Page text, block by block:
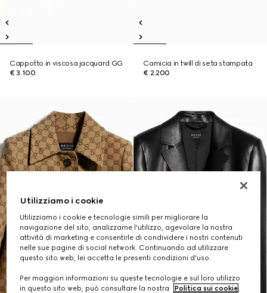
Cappotto in viscosa jacquard GG
€ 3.100
Camicia in twill di seta stampata
€ 2.200
Utilizziamo i cookie
Utilizziamo i cookie e tecnologie simili per migliorare la
navigazione del sito, analizzarne l'utilizzo, agevolare la nostra
attività di marketing e consentirle di condividere i nostri contenuti
nelle sue pagine di social network. Continuando ad utilizzare
questo sito web, lei accetta le presenti condizioni d'uso.
Per maggiori informazioni su queste tecnologie e sul loro utilizzo
in questo sito web, può consultare la nostra
Politica sui cookie